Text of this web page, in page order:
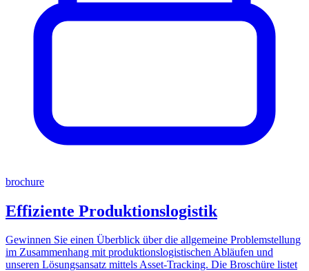
brochure
Effiziente Produktionslogistik
Gewinnen Sie einen Überblick über die allgemeine Problemstellung
im Zusammenhang mit produktionslogistischen Abläufen und
unseren Lösungsansatz mittels Asset-Tracking. Die Broschüre listet